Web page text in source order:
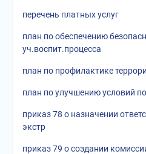
перечень платных услуг
план по обеспечению
уч.воспит.процесса
план по профилактике
план по улучшению условий
приказ 78 о назначении
экстр
приказ 79 о создании